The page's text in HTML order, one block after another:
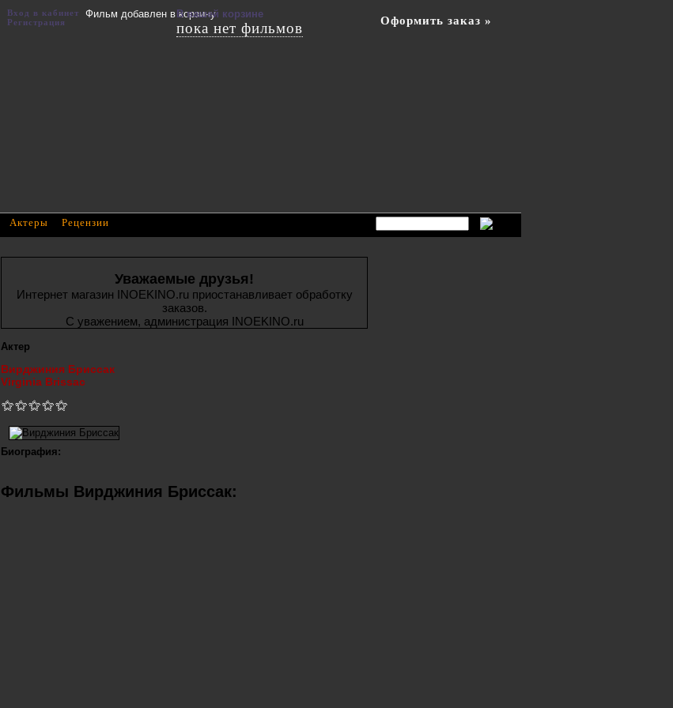
Уважаемые друзья!
Интернет магазин INOEKINO.ru приостанавливает обработку
заказов.
С уважением, администрация INOEKINO.ru
Актер
Вирджиния Бриссак
Virginia Brissac
Биография:
Фильмы Вирджиния Бриссак:
Актеры Рецензии
Фильм добавлен в корзину
Вход в кабинет
Регистрация
В вашей корзине
пока нет фильмов Оформить заказ »